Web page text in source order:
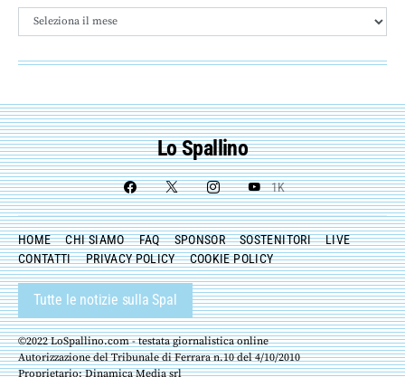
Archivio
Lo Spallino
1K
HOME CHI SIAMO FAQ SPONSOR SOSTENITORI
LIVE
CONTATTI
PRIVACY POLICY COOKIE POLICY
Tutte le notizie sulla Spal
©2022 LoSpallino.com - testata giornalistica online
Autorizzazione del Tribunale di Ferrara n.10 del 4/10/2010
Proprietario: Dinamica Media srl